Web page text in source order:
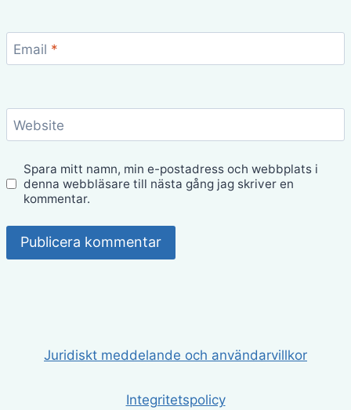
Email *
Website
Spara mitt namn, min e-postadress och webbplats i
denna webbläsare till nästa gång jag skriver en
kommentar.
Juridiskt meddelande och användarvillkor
Integritetspolicy